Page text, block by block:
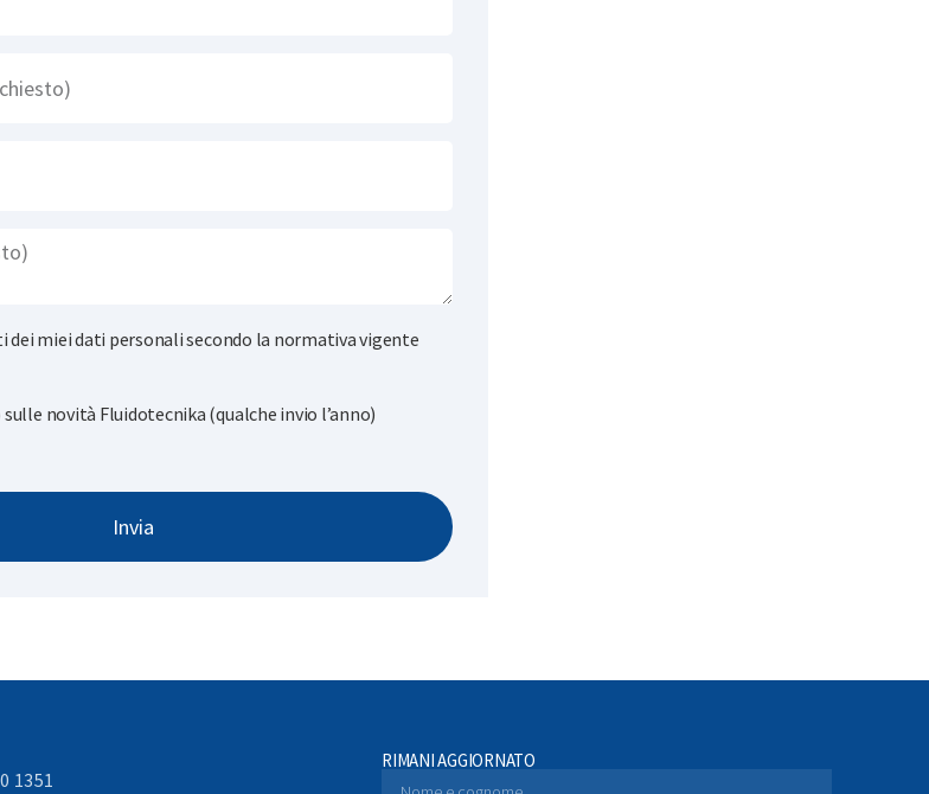
miei dati personali secondo la normativa vigente
novità Fluidotecnika (qualche invio l’anno)
Invia
1351
RIMANI AGGIORNATO